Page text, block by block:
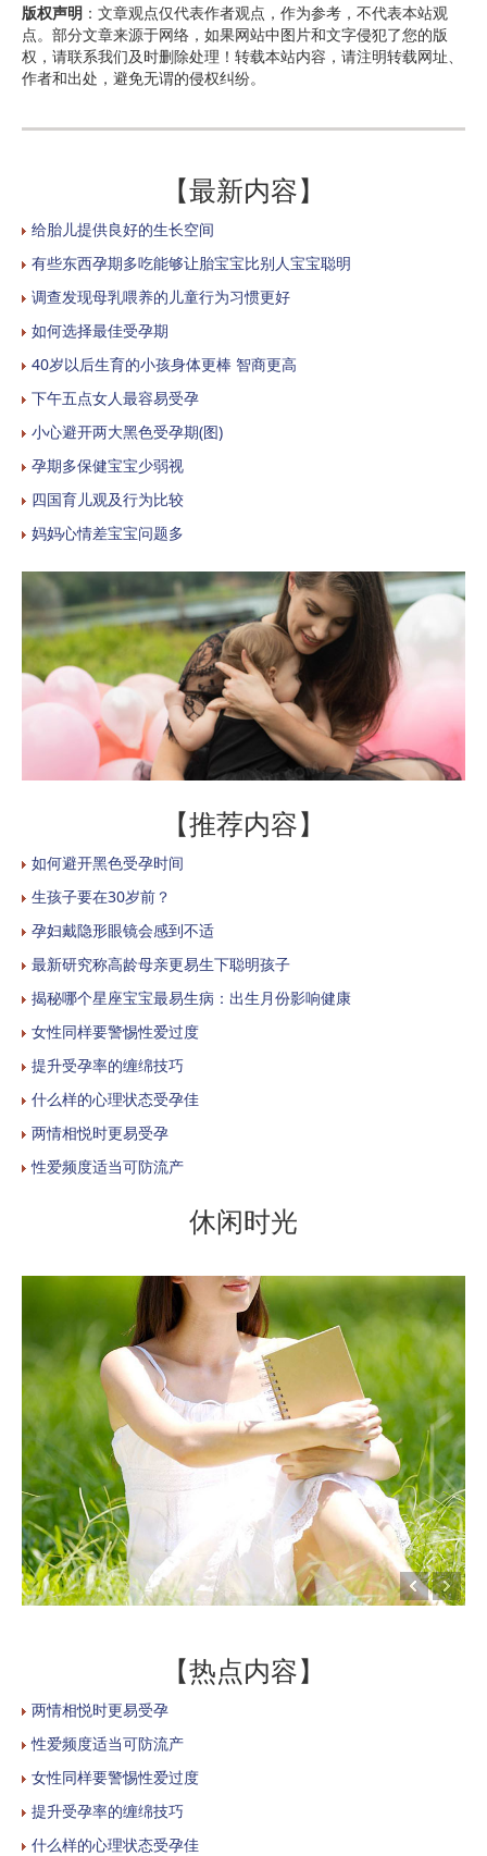
版权声明 ：文章观点仅代表作者观点，作为参考，不代表本站观
点。部分文章来源于网络，如果网站中图片和文字侵犯了您的版
权，请联系我们及时删除处理！转载本站内容，请注明转载网址、
作者和出处，避免无谓的侵权纠纷。
【最新内容】
给胎儿提供良好的生长空间
有些东西孕期多吃能够让胎宝宝比别人宝宝聪明
调查发现母乳喂养的儿童行为习惯更好
如何选择最佳受孕期
40岁以后生育的小孩身体更棒 智商更高
下午五点女人最容易受孕
小心避开两大黑色受孕期(图)
孕期多保健宝宝少弱视
四国育儿观及行为比较
妈妈心情差宝宝问题多
【推荐内容】
如何避开黑色受孕时间
生孩子要在30岁前？
孕妇戴隐形眼镜会感到不适
最新研究称高龄母亲更易生下聪明孩子
揭秘哪个星座宝宝最易生病：出生月份影响健康
女性同样要警惕性爱过度
提升受孕率的缠绵技巧
什么样的心理状态受孕佳
两情相悦时更易受孕
性爱频度适当可防流产
休闲时光
【热点内容】
两情相悦时更易受孕
性爱频度适当可防流产
女性同样要警惕性爱过度
提升受孕率的缠绵技巧
什么样的心理状态受孕佳